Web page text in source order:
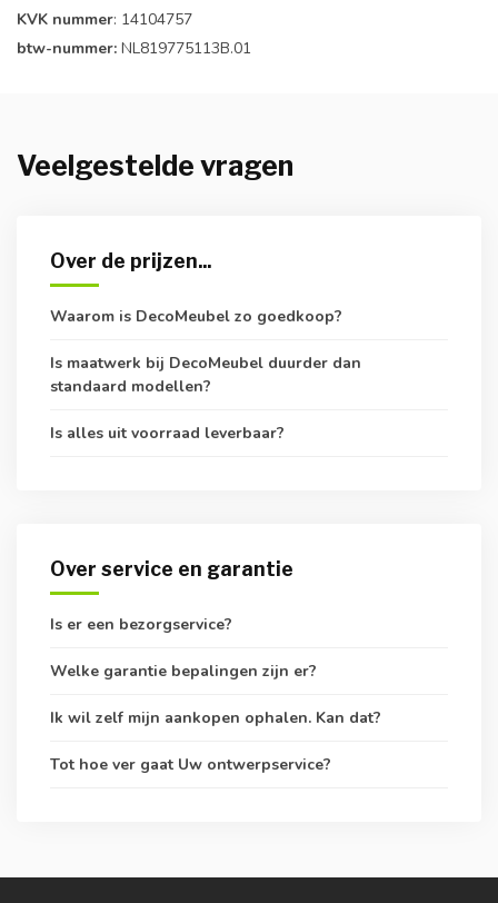
KVK nummer: 14104757
btw-nummer: NL819775113B.01
Veelgestelde vragen
Over de prijzen...
Waarom is DecoMeubel zo goedkoop?
Is maatwerk bij DecoMeubel duurder dan
standaard modellen?
Is alles uit voorraad leverbaar?
Over service en garantie
Is er een bezorgservice?
Welke garantie bepalingen zijn er?
Ik wil zelf mijn aankopen ophalen. Kan dat?
Tot hoe ver gaat Uw ontwerpservice?